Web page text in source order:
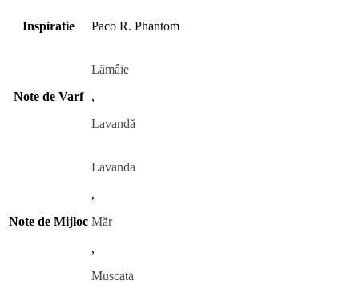
Inspiratie Paco R. Phantom
Note de Varf
Lămâie
,
Lavandă
Note de Mijloc
Lavanda
,
Măr
,
Muscata